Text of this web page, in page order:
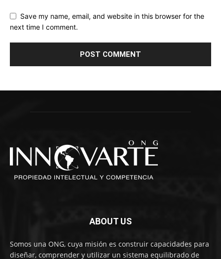
Save my name, email, and website in this browser for the
next time I comment.
ABOUT US
Somos una ONG, cuya misión es construir capacidades para
diseñar, comprender y utilizar un sistema equilibrado de